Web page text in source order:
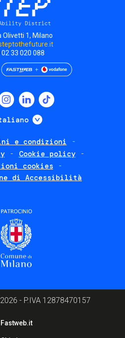
Olivetti 1, Milano
02 33 020 088
Mostra ulteriori
e condizioni
Cookie policy
cookies
di Accessibilità
2026 - P.IVA 12878470157
Fastweb.it